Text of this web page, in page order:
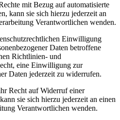
mit Bezug auf automatisierte
kann sie sich hierzu jederzeit an
Verantwortlichen wenden.
Einwilligung
Daten betroffene
Richtlinien- und
eine Einwilligung zur
Daten jederzeit zu widerrufen.
Recht auf Widerruf einer
sie sich hierzu jederzeit an einen
Verantwortlichen wenden.